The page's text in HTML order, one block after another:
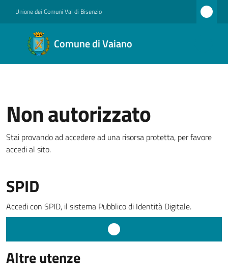
Unione dei Comuni Val di Bisenzio
Comune di Vaiano
Comune
di
Vaiano
Amministrazione
Novità
Servizi
e
dati
Non autorizzato
Stai provando ad accedere ad una risorsa protetta, per favore
accedi al sito.
SPID
Accedi con SPID, il sistema Pubblico di Identità Digitale.
Altre utenze